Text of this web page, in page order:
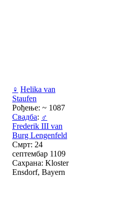
♀ Helika van
Staufen
Рођење: ~ 1087
Свадба: ♂
Frederik III van
Burg Lengenfeld
Смрт: 24
септембар 1109
Сахрана: Kloster
Ensdorf, Bayern